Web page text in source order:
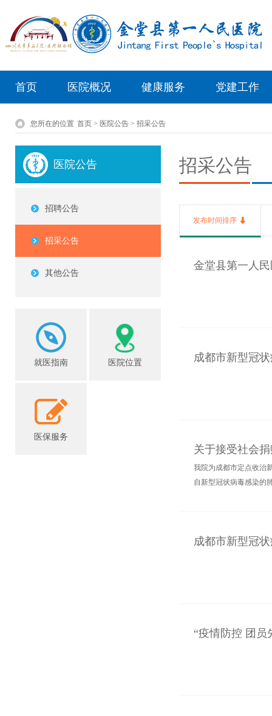
首页 医院概况 健康服务 党建工作
您所在的位置 首页 > 医院公告 > 招采公告
医院公告
招聘公告
招采公告
其他公告
就医指南 医院位置
医保服务
招采公告
发布时间排序
金堂县第一人
成都市新型冠
关于接受社会
我院为成都市定点收治
自新型冠状病毒感染的
成都市新型冠
“疫情防控 团员